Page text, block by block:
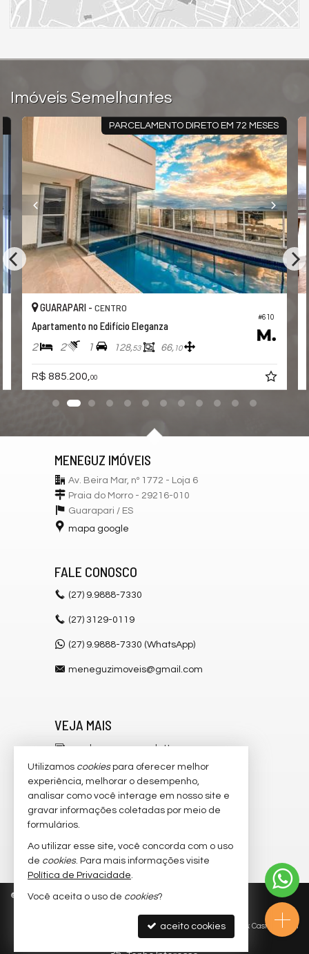
Imóveis Semelhantes
PARCELAMENTO DIRETO EM 72 MESES
#610
GUARAPARI -CENTRO
Apartamento no Edifício Eleganza
2 2 1 128,53 66, 10
R$ 885.200,00
MENEGUZ IMÓVEIS
Av. Beira Mar, nº 1772 - Loja 6
Praia do Morro - 29216-010
Guarapari / ES
mapa google
FALE CONOSCO
(27) 9.9888-7330
(27) 3129-0119
(27) 9.9888-7330 (WhatsApp)
meneguzimoveis@gmail.com
VEJA MAIS
receba nosso newsletter
cadastre seu imóvel
imóveis favoritos
mapa de imóveis
trabalhe conosco
© 2026 CRECI/ES 6.546-J Política de Privacidade
Site para imobiliárias: Castel Digital
Utilizamos cookiespara oferecer melhor
experiência, melhorar o desempenho,
analisar como você interage em nosso site e
gravar informações coletadas por meio de
formulários.
Ao utilizar esse site, você concorda com o uso
de cookies. Para mais informações visite
Política de Privacidade.
Você aceita o uso de cookies?
aceito cookies